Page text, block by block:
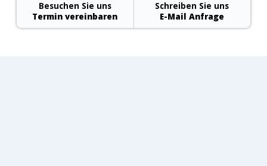
Besuchen Sie uns
Termin vereinbaren
Schreiben Sie uns
E-Mail Anfrage